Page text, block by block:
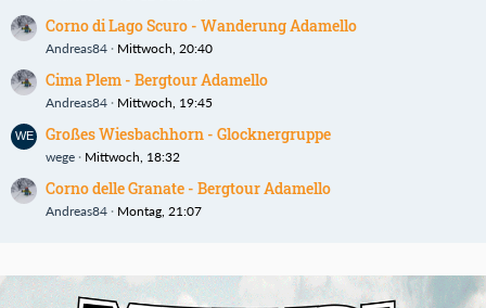
Corno di Lago Scuro - Wanderung Adamello
Andreas84 Mittwoch, 20:40
Cima Plem - Bergtour Adamello
Andreas84 Mittwoch, 19:45
Großes Wiesbachhorn - Glocknergruppe
wege Mittwoch, 18:32
Corno delle Granate - Bergtour Adamello
Andreas84 Montag, 21:07